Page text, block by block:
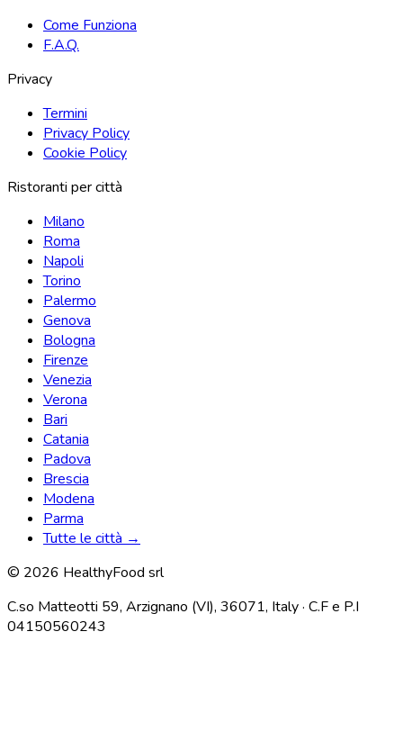
Come Funziona
F.A.Q.
Privacy
Termini
Privacy Policy
Cookie Policy
Ristoranti per città
Milano
Roma
Napoli
Torino
Palermo
Genova
Bologna
Firenze
Venezia
Verona
Bari
Catania
Padova
Brescia
Modena
Parma
Tutte le città →
© 2026 HealthyFood srl
C.so Matteotti 59, Arzignano (VI), 36071, Italy · C.F e P.I
04150560243